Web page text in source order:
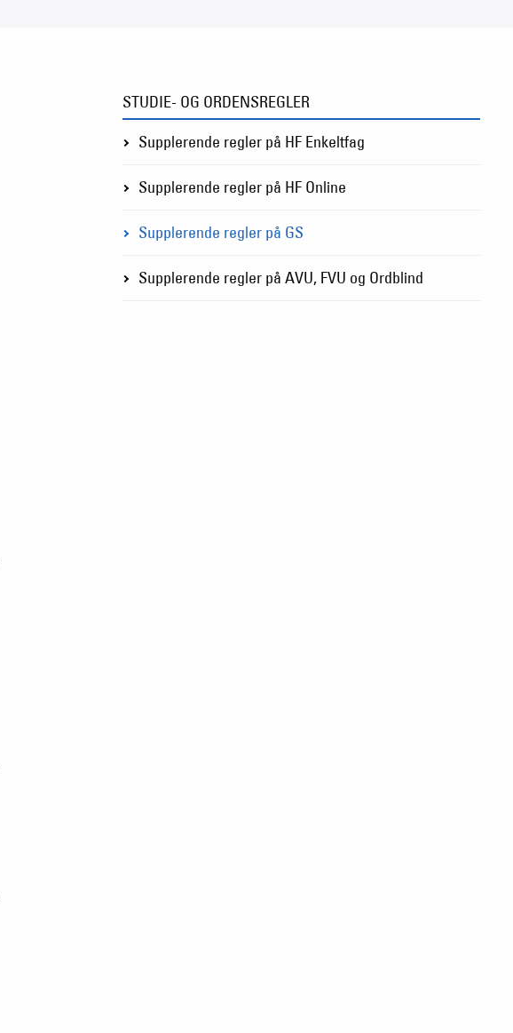
STUDIE- OG ORDENSREGLER
Supplerende regler på HF Enkeltfag
Supplerende regler på HF Online
Supplerende regler på GS
Supplerende regler på AVU, FVU og Ordblind